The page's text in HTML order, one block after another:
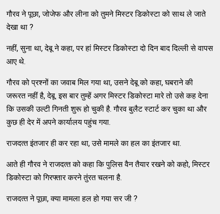
गौरव ने पूछा, जोजेफ और लीना को तुमने मिस्‍टर डिकोस्‍टा को साथ ले जाते
देखा था ?
नहीं, सुना था, देबू ने कहा, पर हां मिस्‍टर डिकोस्‍टा दो दिन बाद दिल्‍ली से वापस
आए थे.
गौरव को प्रश्‍नों का जवाब मिल गया था, उसने देबू को कहा, घबराने की
ज‍रूरत नहीं है, देबू. इस बार तुम्‍हें अगर मिस्‍टर डिकोस्‍टा मारे तो उसे कह देना
कि उसकी उल्‍टी गिनती शुरू हो चुकी है. गौरव बुलैट स्‍टार्ट कर चुका था और
कुछ ही देर में अपने कार्यालय पहुंच गया.
राजदत्‍त इंतजार ही कर रहा था, उसे मामले का हल का इंतजार था.
आते ही गौरव ने राजदत्‍त को कहा कि पुलिस वैन तैयार रखने को कहो, मिस्‍टर
डिकोस्‍टा को गिरफ्तार करने तुंरत चलना है.
राजदत्‍त ने पूछा, क्‍या मामला हल हो गया सर जी ?